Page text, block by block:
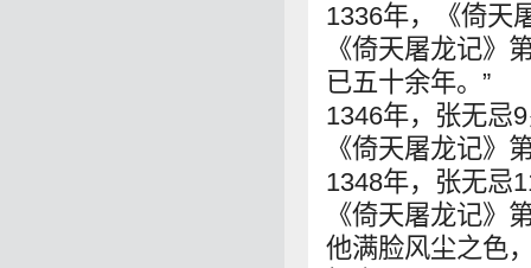
1336年，《倚天
《倚天屠龙记》
已五十余年。”
1346年，张无忌
《倚天屠龙记》
1348年，张无忌
《倚天屠龙记》
他满脸风尘之色